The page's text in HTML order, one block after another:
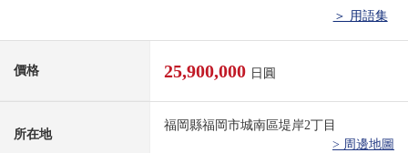
＞ 用語集
價格 25,900,000 日圓
所在地
福岡縣福岡市城南區堤岸2丁目
> 周邊地圖